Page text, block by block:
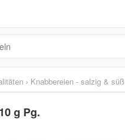
› Knabbereien - salzig & süß
g Pg.